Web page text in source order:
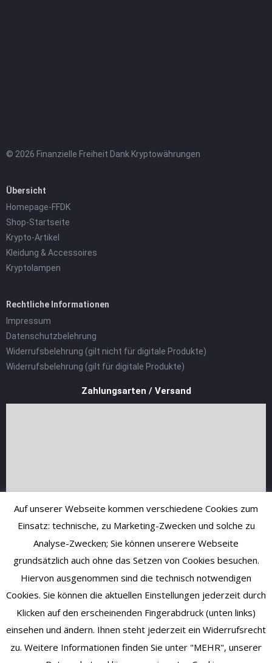
© 2026 Finanzielle Freiheit Dank Kryptowährungen
Übersicht
Homepage-FFDK
Shop-Startseite
Krypto-Artikel
Kleidung & Accessoires
Kryptolampen
Rechtliche Informationen
Impressum
Datenschutzbelehrung
Widerrufsbelehrung (gilt nicht für digitale Produkte)
Widerrufsbelehrung (gilt für digitale Produkte)
Zahlungsarten / Versand
Auf unserer Webseite kommen verschiedene Cookies zum
Einsatz: technische, zu Marketing-Zwecken und solche zu
Analyse-Zwecken; Sie können unserere Webseite
grundsätzlich auch ohne das Setzen von Cookies besuchen.
Hiervon ausgenommen sind die technisch notwendigen
Cookies. Sie können die aktuellen Einstellungen jederzeit durch
Klicken auf den erscheinenden Fingerabdruck (unten links)
einsehen und ändern. Ihnen steht jederzeit ein Widerrufsrecht
zu. Weitere Informationen finden Sie unter "MEHR", unserer